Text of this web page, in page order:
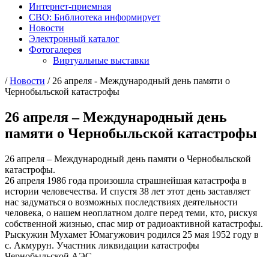
Интернет-приемная
СВО: Библиотека информирует
Новости
Электронный каталог
Фотогалерея
Виртуальные выставки
/Новости / 26 апреля - Международный день памяти о
Чернобыльской катастрофы
26 апреля – Международный день
памяти о Чернобыльской катастрофы
26 апреля – Международный день памяти о Чернобыльской
катастрофы.
26 апреля 1986 года произошла страшнейшая катастрофа в
истории человечества. И спустя 38 лет этот день заставляет
нас задуматься о возможных последствиях деятельности
человека, о нашем неоплатном долге перед теми, кто, рискуя
собственной жизнью, спас мир от радиоактивной катастрофы.
Рыскужин Мухамет Юмагужович родился 25 мая 1952 году в
с. Акмурун. Участник ликвидации катастрофы